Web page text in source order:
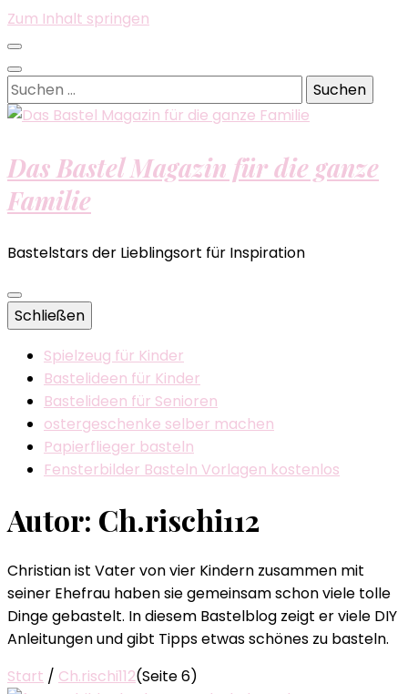
Zum Inhalt springen
Suchen
nach:
Das Bastel Magazin für die ganze
Familie
Bastelstars der Lieblingsort für Inspiration
Schließen
Spielzeug für Kinder
Bastelideen für Kinder
Bastelideen für Senioren
ostergeschenke selber machen
Papierflieger basteln
Fensterbilder Basteln Vorlagen kostenlos
Autor: Ch.rischi112
Christian ist Vater von vier Kindern zusammen mit
seiner Ehefrau haben sie gemeinsam schon viele tolle
Dinge gebastelt. In diesem Bastelblog zeigt er viele DIY
Anleitungen und gibt Tipps etwas schönes zu basteln.
Start / Ch.rischi112(Seite 6)